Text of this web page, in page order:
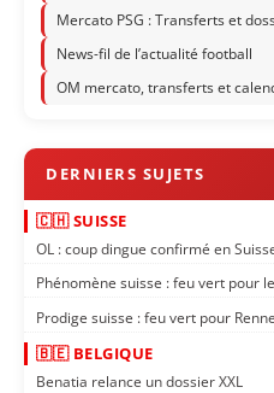
Mercato PSG : Transferts et
News-fil de l’actualité football
OM mercato, transferts et
🇨🇭 SUISSE
OL : coup dingue confirmé en
Phénomène suisse : feu vert pour le
Prodige suisse : feu vert pour
🇧🇪 BELGIQUE
Benatia relance un dossier XXL